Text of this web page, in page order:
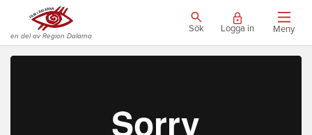
en del av Region Dalarna
Sök Logga in Meny